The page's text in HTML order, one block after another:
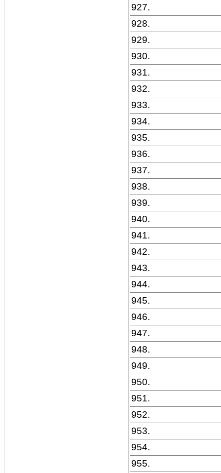
927.
928.
929.
930.
931.
932.
933.
934.
935.
936.
937.
938.
939.
940.
941.
942.
943.
944.
945.
946.
947.
948.
949.
950.
951.
952.
953.
954.
955.